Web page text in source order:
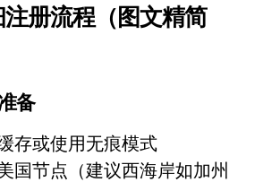
册流程（图文精简
备
存或使用无痕模式
国节点（建议西海岸如加州